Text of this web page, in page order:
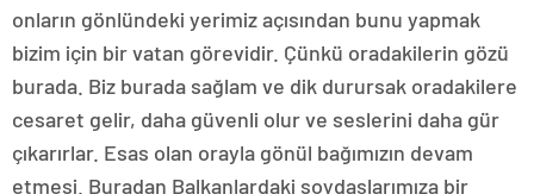
onların gönlündeki yerimiz açısından bunu yapmak
bizim için bir vatan görevidir. Çünkü oradakilerin gözü
burada. Biz burada sağlam ve dik durursak oradakilere
cesaret gelir, daha güvenli olur ve seslerini daha gür
çıkarırlar. Esas olan orayla gönül bağımızın devam
etmesi. Buradan Balkanlardaki soydaşlarımıza bir